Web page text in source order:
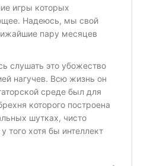
игры которых
Надеюсь, мы свой
пару месяцев
слушать это убожество
нагучев. Всю жизнь он
среде был для
которого построена
шутках, чисто
того хотя бы интеллект